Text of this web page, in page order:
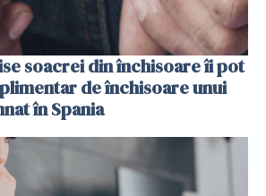
soacrei din închisoare îi pot
de închisoare unui
în Spania